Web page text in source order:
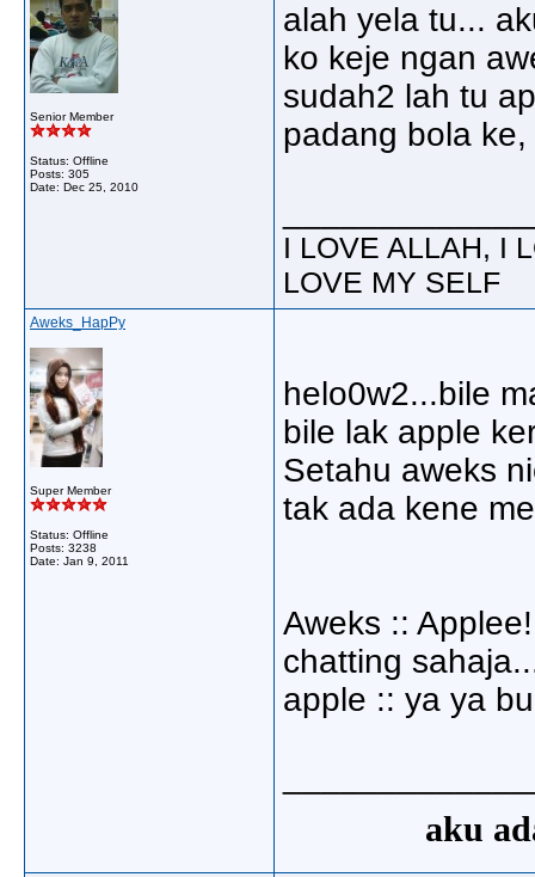
Senior Member
Status: Offline
Posts: 305
Date: Dec 25, 2010
alah yela tu...
ko keje ngan
sudah2 lah tu
padang bola
I LOVE ALLAH, I
LOVE MY SELF
Aweks_HapPy
Super Member
Status: Offline
Posts: 3238
Date: Jan 9, 2011
helo0w2...bile
bile lak apple
Setahu aweks
tak ada kene
Aweks ::
chatting
apple :: ya ya
aku